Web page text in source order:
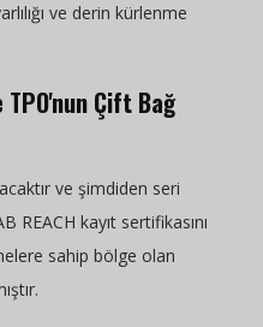
ve derin kürlenme
TPO'nun Çift Bağ
ve şimdiden seri
REACH kayıt sertifikasını
sahip bölge olan